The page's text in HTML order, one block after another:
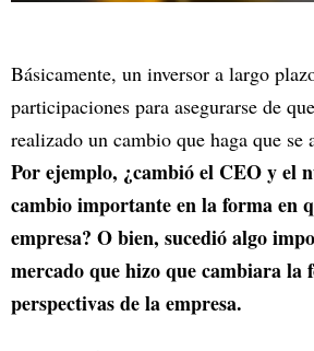
Básicamente, un inversor a largo
participaciones para asegurarse de
realizado un cambio que haga que se
Por ejemplo, ¿cambió el CEO y el
cambio importante en la forma en
empresa? O bien, sucedió algo
mercado que hizo que cambiara la
perspectivas de la empresa.